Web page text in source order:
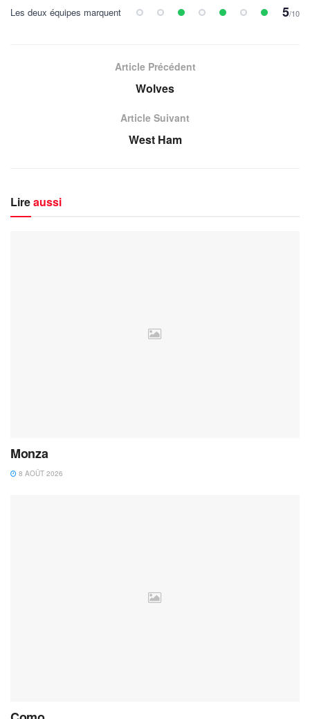
Les deux équipes marquent 5/10
Article Précédent
Wolves
Article Suivant
West Ham
Lireaussi
Monza
8 AOÛT 2026